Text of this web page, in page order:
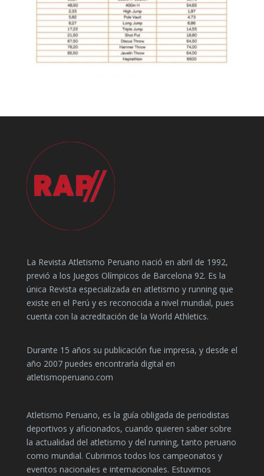
La Revista Atletismo Peruano nació en abril de 1992,
previó a los Juegos Olímpicos de Barcelona 92. Es la
única Revista especializada en atletismo y running que
existe en el Perú y es reconocida a nivel mundial, pues
cuenta con la acreditación de la World Athletics.
Durante 15 años su publicación fue impresa, y desde el
año 2007 puedes encontrarla digital en
atletismoperuano.com
Atletismo Peruano, es la guía obligada de periodistas
deportivos y aficionados, cuando quieren saber sobre
la actualidad del atletismo y del running, tanto peruano
como mundial. Cubrimos todos los campeonatos y
eventos nacionales e internacionales. Estuvimos